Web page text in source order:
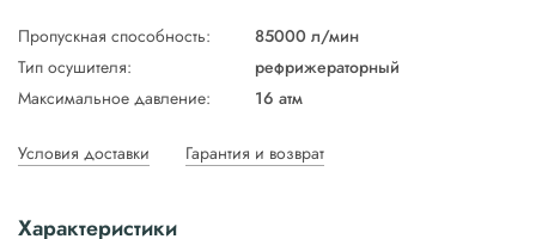
Пропускная способность:
85000 л/мин
Тип осушителя:
рефрижераторный
Максимальное давление:
16 атм
Условия доставки Гарантия и возврат
Характеристики